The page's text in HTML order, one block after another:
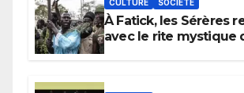
CULTURE SOCIÉTÉ
À Fatick, les Sérères
avec le rite mystique